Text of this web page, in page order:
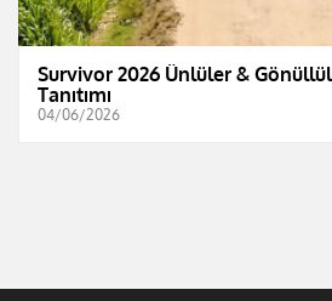
Survivor 2026 Ünlüler &
Tanıtımı
04/06/2026